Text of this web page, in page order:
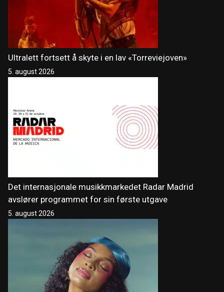
Ultralett fortsett å skyte i en lav «Torreviejoven»
5. august 2026
Det internasjonale musikkmarkedet Radar Madrid
avslører programmet for sin første utgave
5. august 2026